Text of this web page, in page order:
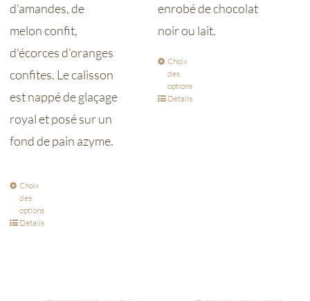
d'amandes, de
melon confit,
d'écorces d'oranges
confites. Le calisson
est nappé de glaçage
royal et posé sur un
fond de pain azyme.
Choix
des
options
Détails
enrobé de chocolat
noir ou lait.
Choix
des
options
Détails